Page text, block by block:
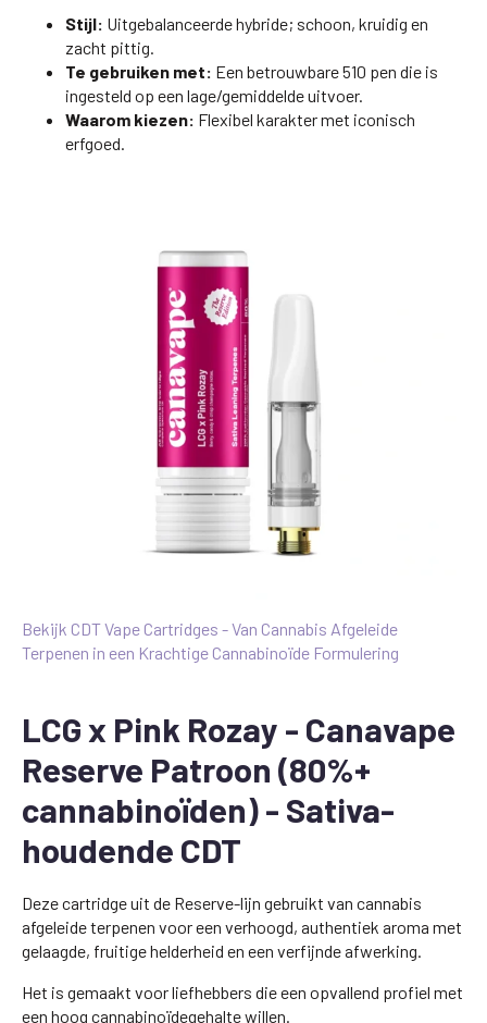
Stijl: Uitgebalanceerde hybride; schoon, kruidig en
zacht pittig.
Te gebruiken met: Een betrouwbare 510 pen die is
ingesteld op een lage/gemiddelde uitvoer.
Waarom kiezen: Flexibel karakter met iconisch
erfgoed.
Bekijk CDT Vape Cartridges - Van Cannabis Afgeleide
Terpenen in een Krachtige Cannabinoïde Formulering
LCG x Pink Rozay - Canavape
Reserve Patroon (80%+
cannabinoïden) - Sativa-
houdende CDT
Deze cartridge uit de Reserve-lijn gebruikt van cannabis
afgeleide terpenen voor een verhoogd, authentiek aroma met
gelaagde, fruitige helderheid en een verfijnde afwerking.
Het is gemaakt voor liefhebbers die een opvallend profiel met
een hoog cannabinoïdegehalte willen.